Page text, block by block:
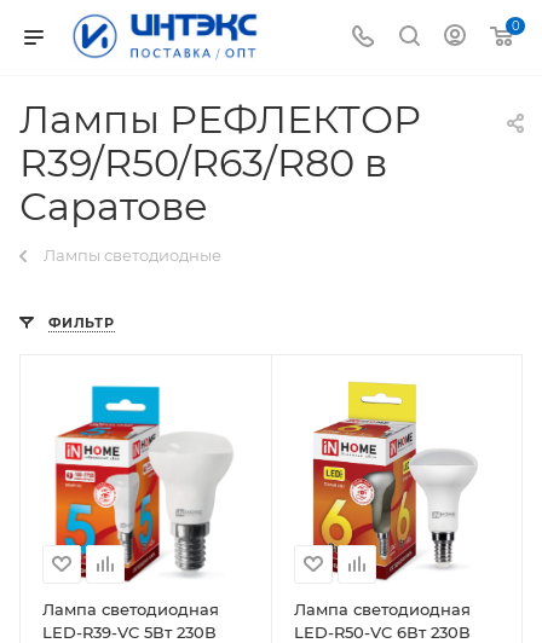
0
Лампы РЕФЛЕКТОР
R39/R50/R63/R80 в
Саратове
Лампы светодиодные
ФИЛЬТР
Лампа светодиодная
LED-R39-VC 5Вт 230В
Лампа светодиодная
LED-R50-VC 6Вт 230В